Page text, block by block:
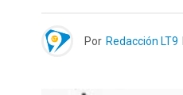
Por Redacción LT9